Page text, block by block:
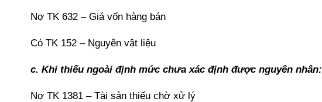
Nợ TK 632 – Giá vốn hàng bán
Có TK 152 – Nguyên vật liệu
c. Khi thiếu ngoài định mức chưa xác định được nguyên nhân:
Nợ TK 1381 – Tài sản thiếu chờ xử lý